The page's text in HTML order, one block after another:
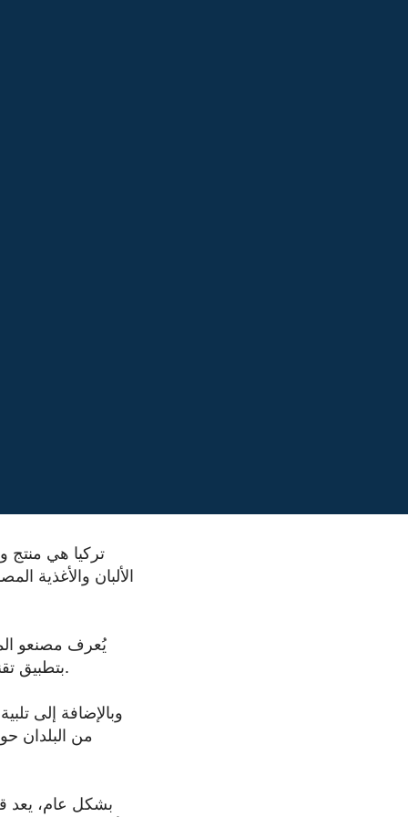
تركيا هي منتج
الألبان والأغذية
يُعرف مصنعو
بتطبيق تقنيات وعمليات إنتاج متقدمة للتأكد من أن منتجاتها تلبي أعلى معايير الجودة والسلامة.
وبالإضافة إلى
من البلدان
بشكل عام، يعد